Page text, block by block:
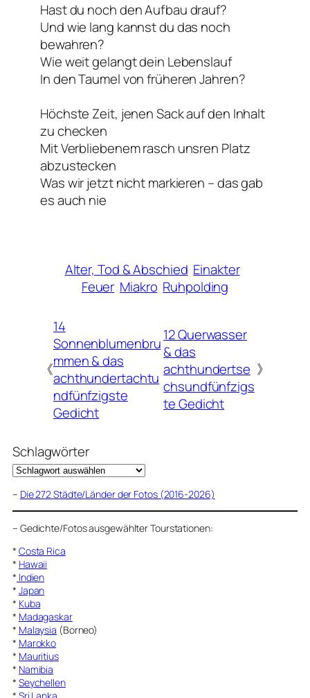
Hast du noch den Aufbau drauf?
Und wie lang kannst du das noch
bewahren?
Wie weit gelangt dein Lebenslauf
In den Taumel von früheren Jahren?
Höchste Zeit, jenen Sack auf den Inhalt
zu checken
Mit Verbliebenem rasch unsren Platz
abzustecken
Was wir jetzt nicht markieren – das gab
es auch nie
Alter, Tod & Abschied Einakter
Feuer Miakro Ruhpolding
《
14
Sonnenblumenbru
mmen & das
achthundertachtu
ndfünfzigste
Gedicht
12 Querwasser
& das
achthundertse
chsundfünfzigs
te Gedicht
》
Schlagwörter
– Die 272 Städte/Länder der Fotos (2016-2026)
– Gedichte/Fotos ausgewählter Tourstationen:
* Costa Rica
* Hawaii
* Indien
* Japan
* Kuba
* Madagaskar
* Malaysia (Borneo)
* Marokko
* Mauritius
* Namibia
* Seychellen